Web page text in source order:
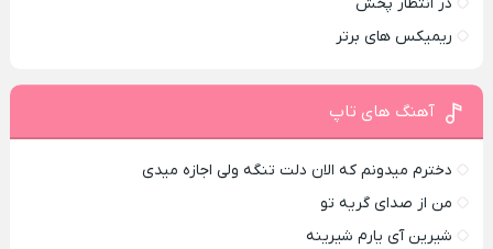
ریمیکس های برتر
آهنگ های تاپ
دخترم میدونم که الان دلت تنگه ولی اجازه میدی
من از صدای گريه تو
شیرین آی یارم شیرینه